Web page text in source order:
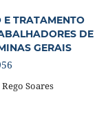
E TRATAMENTO
DE
GERAIS
Soares